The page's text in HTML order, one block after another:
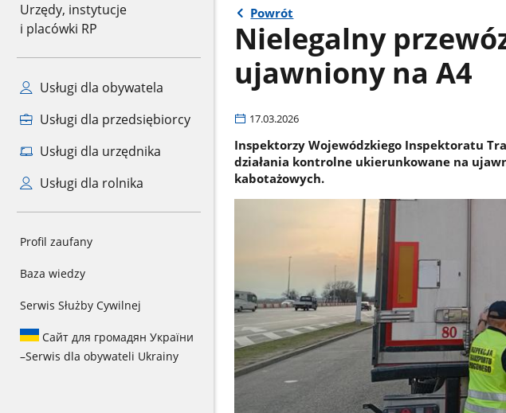
Urzędy, instytucje
i placówki RP
Usługi dla obywatela
Usługi dla przedsiębiorcy
Usługi dla urzędnika
Usługi dla rolnika
Profil zaufany
Baza wiedzy
Serwis Służby Cywilnej
Сайт для громадян України
–Serwis dla obywateli Ukrainy
Powrót
Nielegalny
ujawniony na A4
17.03.2026
Inspektorzy Wojewódzkiego Inspektoratu
działania kontrolne ukierunkowane na
kabotażowych.